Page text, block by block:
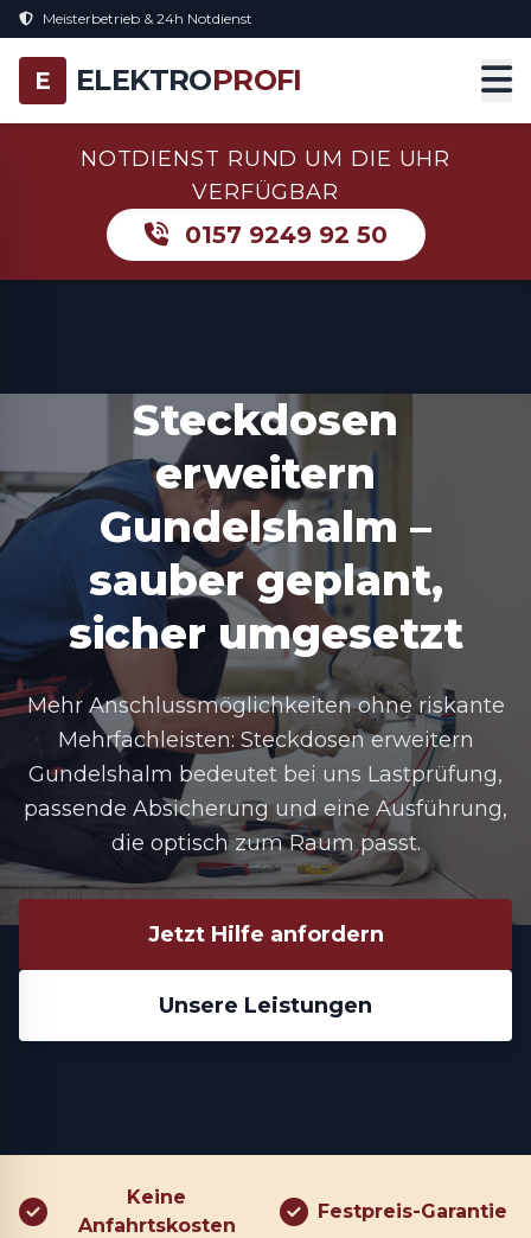
Meisterbetrieb & 24h Notdienst
E ELEKTROPROFI
NOTDIENST RUND UM DIE UHR
VERFÜGBAR
0157 9249 92 50
Steckdosen
erweitern
Gundelshalm –
sauber geplant,
sicher umgesetzt
Mehr Anschlussmöglichkeiten ohne riskante
Mehrfachleisten: Steckdosen erweitern
Gundelshalm bedeutet bei uns Lastprüfung,
passende Absicherung und eine Ausführung,
die optisch zum Raum passt.
Jetzt Hilfe anfordern
Unsere Leistungen
Keine
Anfahrtskosten
Festpreis-Garantie